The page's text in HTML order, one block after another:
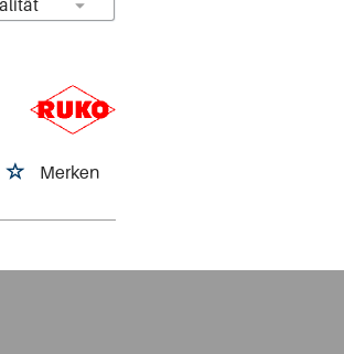
Merken